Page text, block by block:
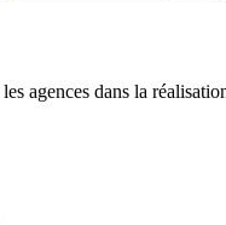
les agences dans la